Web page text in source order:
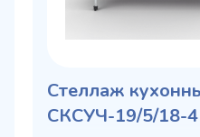
Стеллаж
СКСУЧ-19/5/18-